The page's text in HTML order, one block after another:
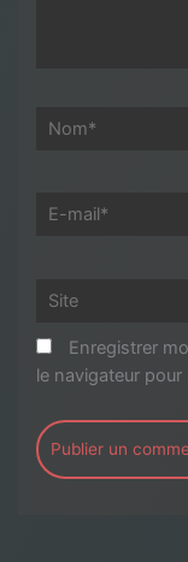
Nom*
E-
Site
Enregistrer
le navigateur